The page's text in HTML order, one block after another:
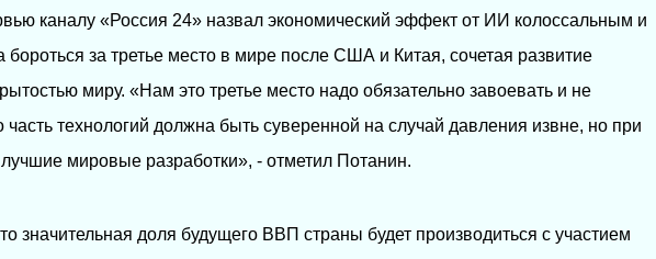
каналу «Россия 24» назвал экономический эффект от ИИ колоссальным и
бороться за третье место в мире после США и Китая, сочетая развитие
миру. «Нам это третье место надо обязательно завоевать и не
часть технологий должна быть суверенной на случай давления извне, но при
мировые разработки», - отметил Потанин.
значительная доля будущего ВВП страны будет производиться с участием